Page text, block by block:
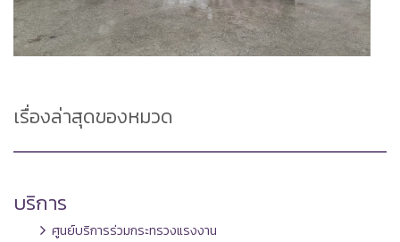
เรื่องล่าสุดของหมวด
บริการ
ศูนย์บริการร่วมกระทรวงแรงงาน